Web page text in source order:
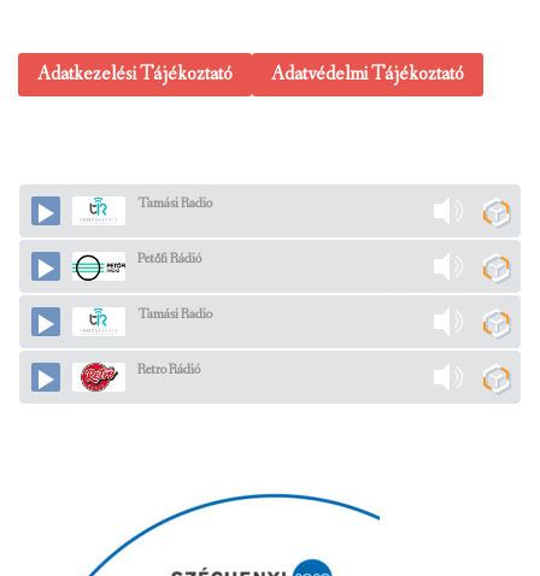
Adatkezelési Tájékoztató Adatvédelmi Tájékoztató
Tamási Radio
Petőfi Rádió
Tamási Radio
Retro Rádió